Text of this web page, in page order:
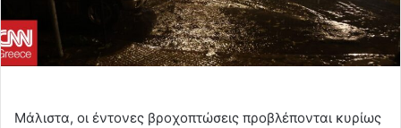
Μάλιστα, οι έντονες βροχοπτώσεις προβλέπονται κυρίως